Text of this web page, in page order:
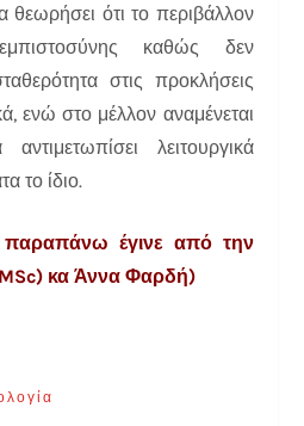
θεωρήσει ότι το περιβάλλον
καθώς δεν
στις προκλήσεις
ενώ στο μέλλον αναμένεται
λειτουργικά
το ίδιο.
έγινε από την
κα Άννα Φαρδή)